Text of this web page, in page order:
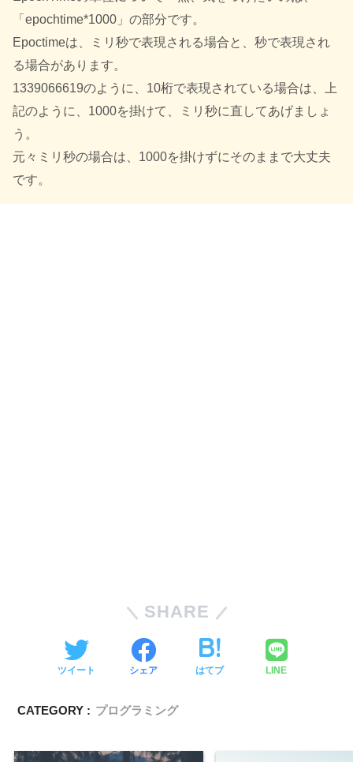
「epochtime*1000」の部分です。
Epoctimeは、ミリ秒で表現される場合と、秒で表現され
る場合があります。
1339066619のように、10桁で表現されている場合は、上
記のように、1000を掛けて、ミリ秒に直してあげましょ
う。
元々ミリ秒の場合は、1000を掛けずにそのままで大丈夫
です。
SHARE
ツイート シェア はてブ LINE
CATEGORY : プログラミング